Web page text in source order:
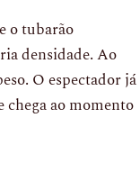
o tubarão
densidade. Ao
O espectador já
chega ao momento